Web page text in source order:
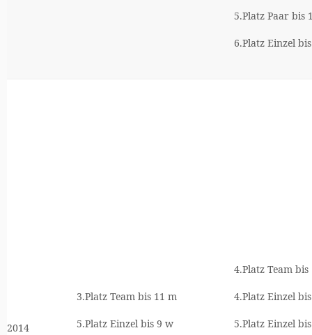
5.Platz Paar bis
6.Platz Einzel
2014
3.Platz Team bis 11 m
5.Platz Einzel bis 9 w
4.Platz Team bis
4.Platz Einzel
5.Platz Einzel